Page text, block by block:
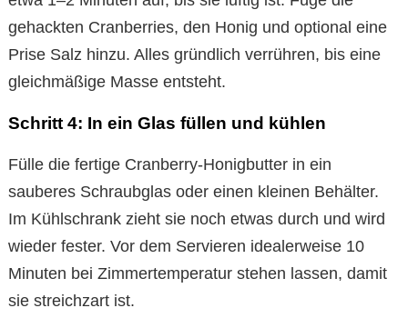
gehackten Cranberries, den Honig und optional eine
Prise Salz hinzu. Alles gründlich verrühren, bis eine
gleichmäßige Masse entsteht.
Schritt 4: In ein Glas füllen und kühlen
Fülle die fertige Cranberry-Honigbutter in ein
sauberes Schraubglas oder einen kleinen Behälter.
Im Kühlschrank zieht sie noch etwas durch und wird
wieder fester. Vor dem Servieren idealerweise 10
Minuten bei Zimmertemperatur stehen lassen, damit
sie streichzart ist.